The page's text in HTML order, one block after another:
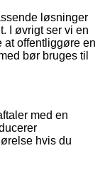
løsninger
I øvrigt ser vi en
at offentliggøre en
bør bruges til
med en
hvis du